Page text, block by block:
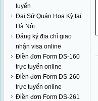
tuyến
Đại Sứ Quán Hoa Kỳ tại
Hà Nội
Đăng ký địa chỉ giao
nhận visa online
Điền đơn Form DS-160
trực tuyến online
Điền đơn Form DS-260
trực tuyến online
Điền đơn Form DS-261